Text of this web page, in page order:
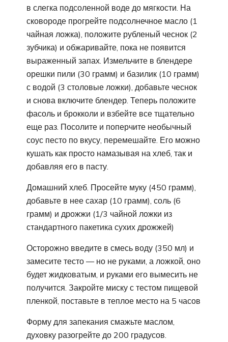
в слегка подсоленной воде до мягкости. На
сковороде прогрейте подсолнечное масло (1
чайная ложка), положите рубленый чеснок (2
зубчика) и обжаривайте, пока не появится
выраженный запах. Измельчите в блендере
орешки пили (30 грамм) и базилик (10 грамм)
с водой (3 столовые ложки), добавьте чеснок
и снова включите блендер. Теперь положите
фасоль и брокколи и взбейте все тщательно
еще раз. Посолите и поперчите необычный
соус песто по вкусу, перемешайте. Его можно
кушать как просто намазывая на хлеб, так и
добавляя его в пасту.
Домашний хлеб. Просейте муку (450 грамм),
добавьте в нее сахар (10 грамм), соль (6
грамм) и дрожжи (1/3 чайной ложки из
стандартного пакетика сухих дрожжей)
Осторожно введите в смесь воду (350 мл) и
замесите тесто — но не руками, а ложкой, оно
будет жидковатым, и руками его вымесить не
получится. Закройте миску с тестом пищевой
пленкой, поставьте в теплое место на 5 часов
Форму для запекания смажьте маслом,
духовку разогрейте до 200 градусов.